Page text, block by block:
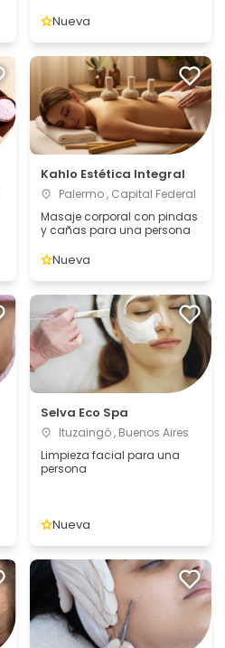
Nueva
Kahlo Estética Integral
Palermo , Capital Federal
Masaje corporal con pindas
y cañas para una persona
Nueva
Selva Eco Spa
Ituzaingó , Buenos Aires
Limpieza facial para una
persona
Nueva